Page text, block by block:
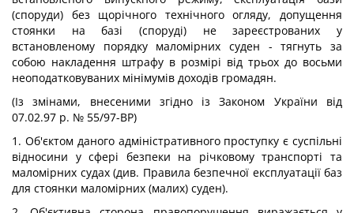
(споруди) без щорічного технічного огляду, допущення
стоянки на базі (споруді) не зареєстрованих у
встановленому порядку маломірних суден - тягнуть за
собою накладення штрафу в розмірі від трьох до восьми
неоподатковуваних мінімумів доходів громадян.
(Із змінами, внесеними згідно із Законом України від
07.02.97 р. № 55/97-ВР)
1. Об'єктом даного адміністративного проступку є суспільні
відносини у сфері безпеки на річковому транспорті та
маломірних судах (див. Правила безпечної експлуатації баз
для стоянки маломірних (малих) суден).